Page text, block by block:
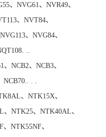
、NVG61、NVR49、
、NVT84、
、NVG84、
..
NCB2、NCB3、
NCB70.. . .
、NTK15X、
NTK25、NTK40AL、
NTK55NF、